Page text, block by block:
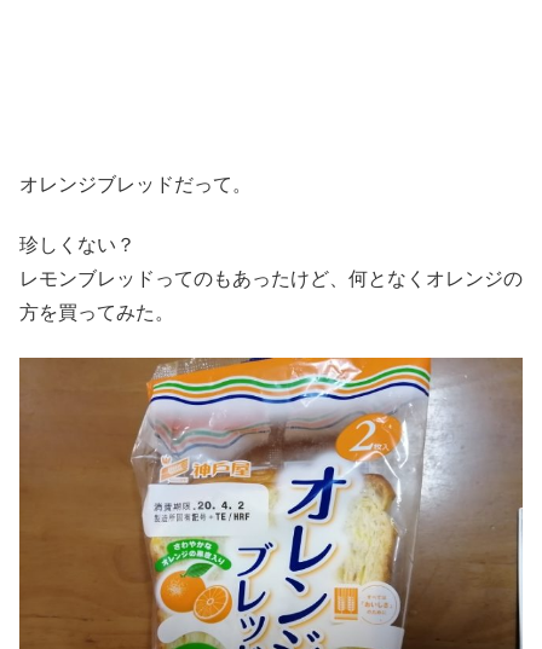
オレンジブレッドだって。
珍しくない？
レモンブレッドってのもあったけど、何となくオレンジの
方を買ってみた。